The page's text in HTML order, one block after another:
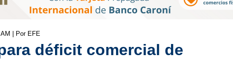
| Por EFE
déficit comercial de